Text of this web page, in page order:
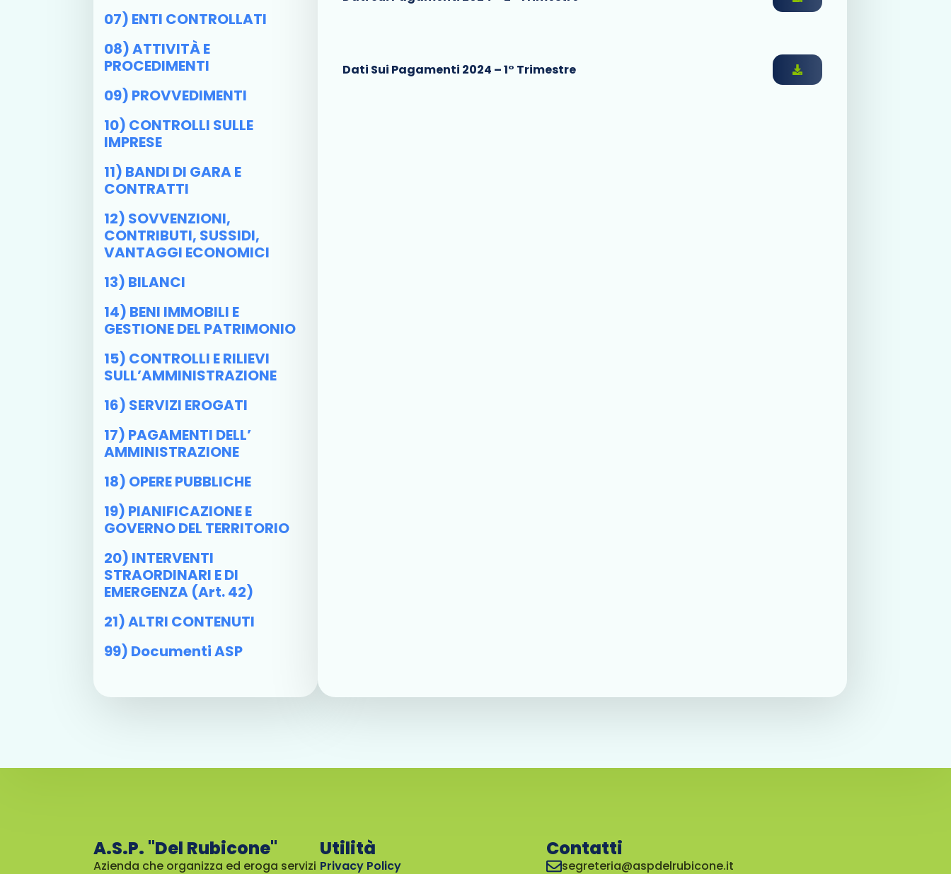
07) ENTI CONTROLLATI
08) ATTIVITÀ E
PROCEDIMENTI
09) PROVVEDIMENTI
10) CONTROLLI SULLE
IMPRESE
11) BANDI DI GARA E
CONTRATTI
12) SOVVENZIONI,
CONTRIBUTI, SUSSIDI,
VANTAGGI ECONOMICI
13) BILANCI
14) BENI IMMOBILI E
GESTIONE DEL PATRIMONIO
15) CONTROLLI E RILIEVI
SULL’AMMINISTRAZIONE
16) SERVIZI EROGATI
17) PAGAMENTI DELL’
AMMINISTRAZIONE
18) OPERE PUBBLICHE
19) PIANIFICAZIONE E
GOVERNO DEL TERRITORIO
20) INTERVENTI
STRAORDINARI E DI
EMERGENZA (art. 42)
21) ALTRI CONTENUTI
99) Documenti ASP
Dati Sui Pagamenti 2024 – 1° Trimestre
A.S.P. "Del Rubicone"
Azienda che organizza ed eroga servizi
Utilità
Privacy Policy
Contatti
segreteria@aspdelrubicone.it